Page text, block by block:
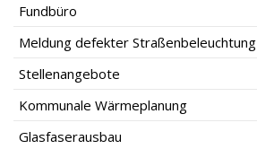
Fundbüro
Meldung defekter Straßenbeleuchtung
Stellenangebote
Kommunale Wärmeplanung
Glasfaserausbau